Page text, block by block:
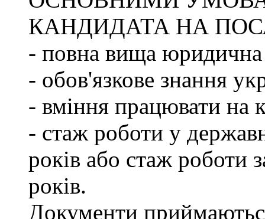
КАНДИДАТА НА
- повна вища юридична
- обов'язкове знання
- вміння працювати на
- стаж роботи у
років або стаж роботи
років.
Документи